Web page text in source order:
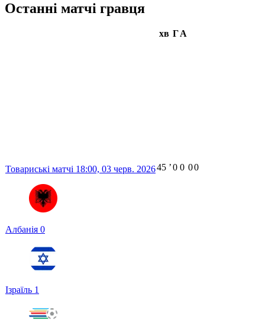
Останні матчі гравця
хв ГА
Товариські матчі 18:00, 03 черв. 2026
Албанія 0
Ізраїль 1
45 ʼ0 0 00